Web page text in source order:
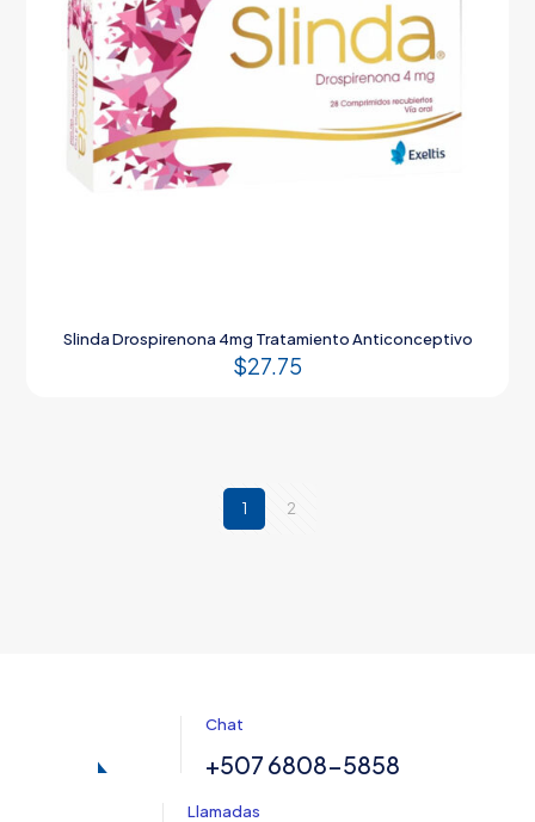
Slinda Drospirenona 4mg Tratamiento Anticonceptivo
$27.75
1 2
Chat
+507 6808-5858
Llamadas